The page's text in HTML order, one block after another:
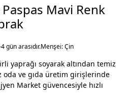
Paspas Mavi Renk
gün arasıdır.Menşei: Çin
yaprağı soyarak altından temiz
oda ve gıda üretim girişlerinde
Market güvencesiyle hızlı